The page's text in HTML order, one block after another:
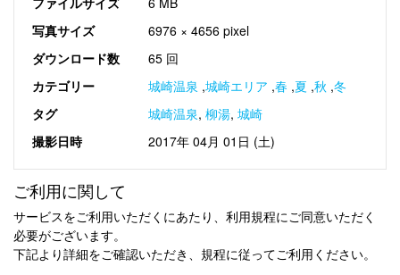
写真サイズ
6976 × 4656 pixel
ダウンロード数
65 回
カテゴリー
城崎温泉 ,城崎エリア ,春 ,夏 ,秋 ,冬
タグ
城崎温泉, 柳湯, 城崎
撮影日時
2017年 04月 01日 (土)
ご利用に関して
サービスをご利用いただくにあたり、利用規程にご同意いただく
必要がございます。
下記より詳細をご確認いただき、規程に従ってご利用ください。